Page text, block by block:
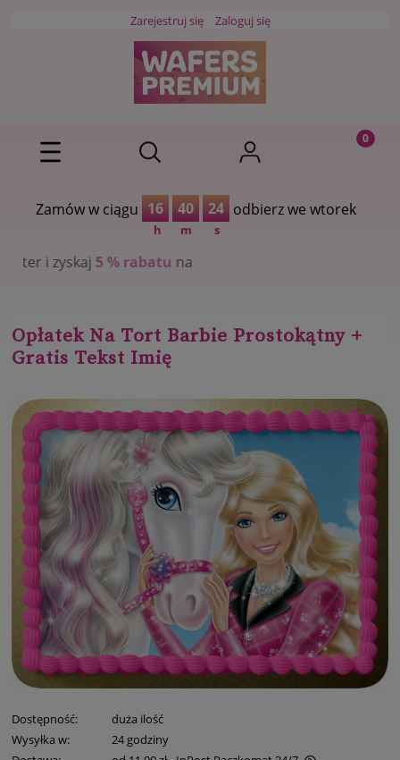
Zarejestruj się Zaloguj się
Zamów w ciągu 16
h
40
m
23
s
odbierz we wtorek
rabatuna
Opłatek Na Tort Barbie Prostokątny +
Gratis Tekst Imię
Dostępność:
duża ilość
Wysyłka w:
24 godziny